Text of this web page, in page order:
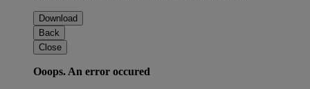
Download
Back
Close
Ooops. An error occured